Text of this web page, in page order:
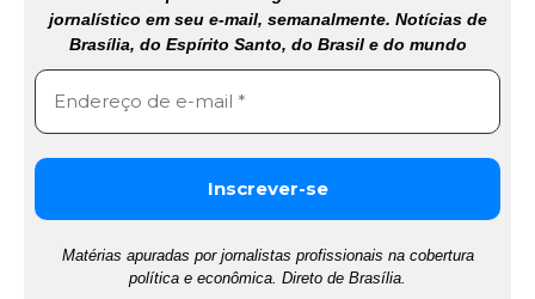
jornalístico em seu e-mail, semanalmente. Notícias de
Brasília, do Espírito Santo, do Brasil e do mundo
Matérias apuradas por jornalistas profissionais na cobertura
política e econômica. Direto de Brasília.